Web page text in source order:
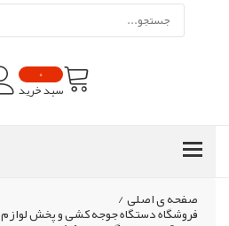
0
سبد خرید
صفحه ی اصلی/
فروشگاه دستگاه جوجه کشی و پخش